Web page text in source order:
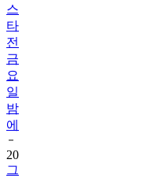
스
타
전
금
요
일
밤
에
20
그